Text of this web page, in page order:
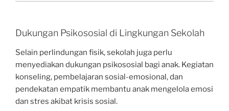
Dukungan Psikososial di Lingkungan Sekolah
Selain perlindungan fisik, sekolah juga perlu
menyediakan dukungan psikososial bagi anak. Kegiatan
konseling, pembelajaran sosial-emosional, dan
pendekatan empatik membantu anak mengelola emosi
dan stres akibat krisis sosial.